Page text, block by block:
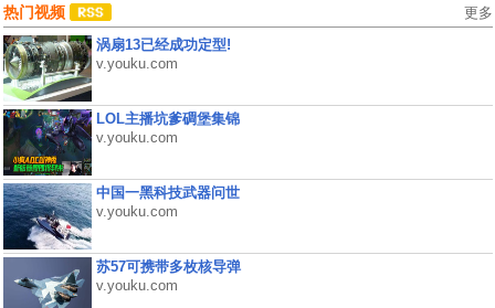
热门视频 更多
涡扇13已经成功定型!
v.youku.com
LOL主播坑爹碉堡集锦
v.youku.com
中国一黑科技武器问世
v.youku.com
苏57可携带多枚核导弹
v.youku.com